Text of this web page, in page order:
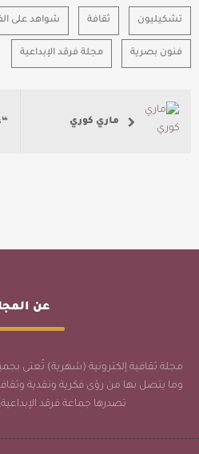
تشكيليون ثقافة شواهد على
فنون بصرية مجلة فرقد الإبداعية
ماري كوري
عن
مجلة ثقافية إلكترونية (شهرية) تُعنى
وما يتصل بها من رؤى فكرية ونقدية
تصدرها جماعة فرقد